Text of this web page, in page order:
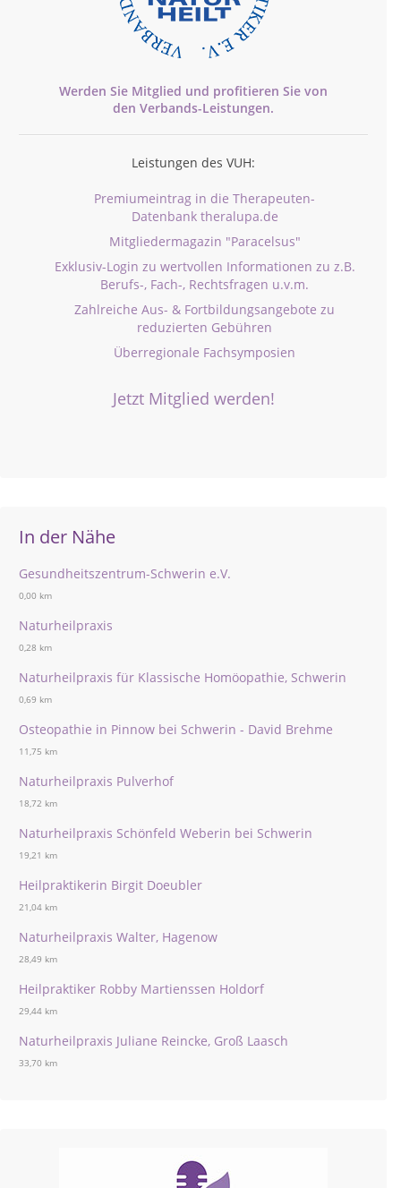
Werden Sie Mitglied und profitieren Sie von
den Verbands-Leistungen.
Leistungen des VUH:
Premiumeintrag in die Therapeuten-
Datenbank theralupa.de
Mitgliedermagazin "Paracelsus"
Exklusiv-Login zu wertvollen Informationen zu z.B.
Berufs-, Fach-, Rechtsfragen u.v.m.
Zahlreiche Aus- & Fortbildungsangebote zu
reduzierten Gebühren
Überregionale Fachsymposien
Jetzt Mitglied werden!
In der Nähe
Gesundheitszentrum-Schwerin e.V.
0,00 km
Naturheilpraxis
0,28 km
Naturheilpraxis für Klassische Homöopathie, Schwerin
0,69 km
Osteopathie in Pinnow bei Schwerin - David Brehme
11,75 km
Naturheilpraxis Pulverhof
18,72 km
Naturheilpraxis Schönfeld Weberin bei Schwerin
19,21 km
Heilpraktikerin Birgit Doeubler
21,04 km
Naturheilpraxis Walter, Hagenow
28,49 km
Heilpraktiker Robby Martienssen Holdorf
29,44 km
Naturheilpraxis Juliane Reincke, Groß Laasch
33,70 km